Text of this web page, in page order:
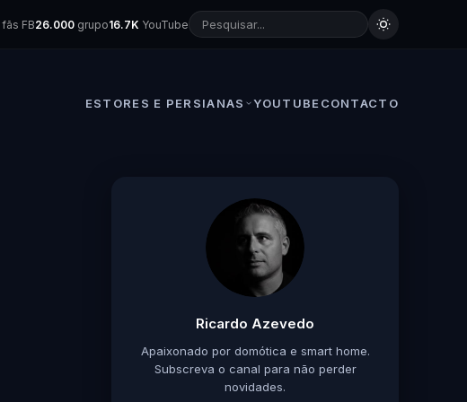
fãs FB26.000 grupo16.7K YouTube
ESTORES E PERSIANAS YOUTUBE CONTACTO
Ricardo Azevedo
Apaixonado por domótica e smart home.
Subscreva o canal para não perder
novidades.